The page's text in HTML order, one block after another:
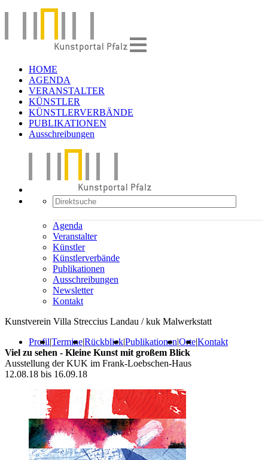
HOME
AGENDA
VERANSTALTER
KÜNSTLER
KÜNSTLERVERBÄNDE
PUBLIKATIONEN
Ausschreibungen
Agenda
Veranstalter
Künstler
Künstlerverbände
Publikationen
Ausschreibungen
Newsletter
Kontakt
Kunstverein Villa Streccius Landau / kuk Malwerkstatt
Profil|Termine|Rückblick|Publikationen|Orte|Kontakt
Viel zu sehen - Kleine Kunst mit großem Blick
Ausstellung der KUK im Frank-Loebschen-Haus
12.08.18 bis 16.09.18